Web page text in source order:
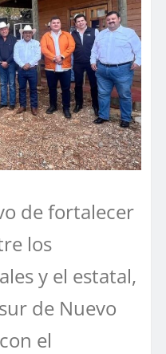
de fortalecer
los
y el estatal,
de Nuevo
el